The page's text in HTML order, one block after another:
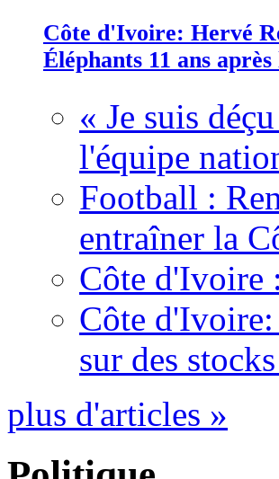
Côte d'Ivoire: Hervé
Éléphants 11 ans
« Je suis
l'équipe
Football :
entraîner la
Côte d'Ivoire
Côte
sur des
plus d'articles »